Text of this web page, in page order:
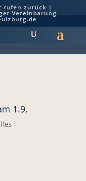
rufen zurück |
Vereinbarung
1.9.